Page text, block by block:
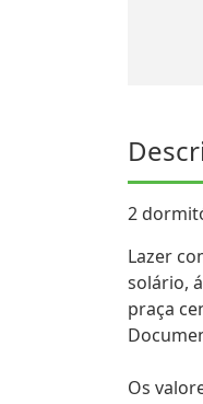
2
Lazer
solário,
praça
Os